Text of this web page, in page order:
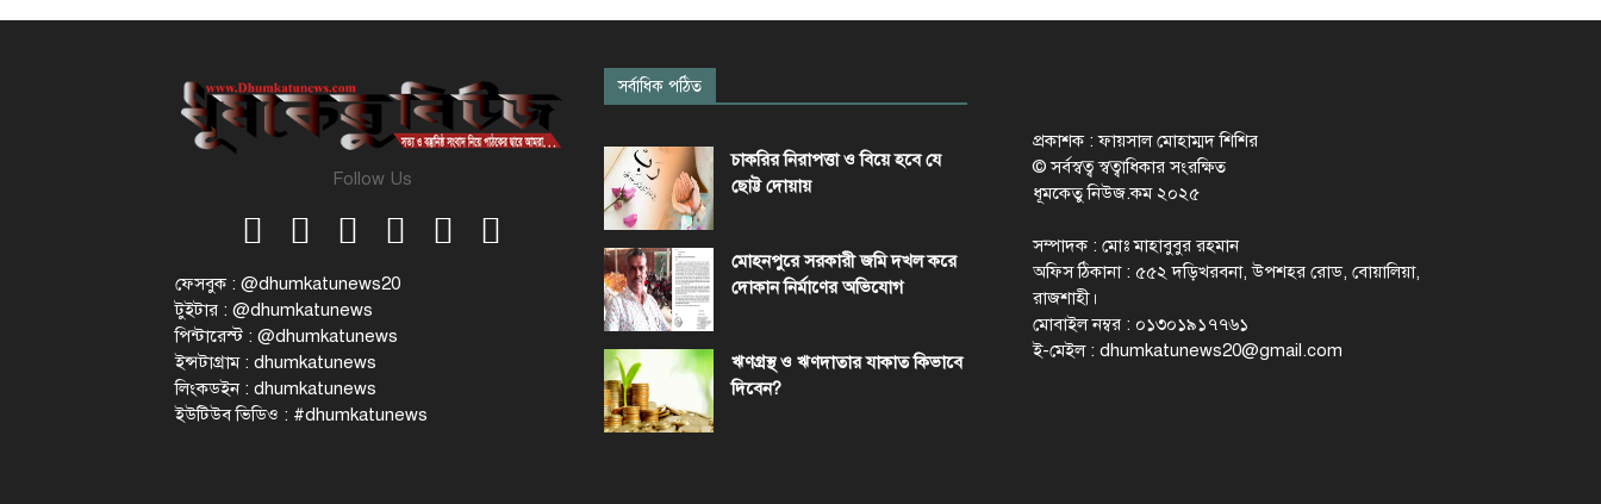
Follow Us
ফেসবুক : @dhumkatunews20
টুইটার : @dhumkatunews
পিন্টারেস্ট : @dhumkatunews
ইন্সটাগ্রাম : dhumkatunews
লিংকডইন : dhumkatunews
ইউটিউব ভিডিও : #dhumkatunews
সর্বাধিক পঠিত
চাকরির নিরাপত্তা ও বিয়ে হবে যে
ছোট্ট দোয়ায়
মোহনপুরে সরকারী জমি দখল করে
দোকান নির্মাণের অভিযোগ
ঋণগ্রস্থ ও ঋণদাতার যাকাত কিভাবে
দিবেন?
প্রকাশক : ফায়সাল মোহাম্মদ শিশির
© সর্বস্বত্ব স্বত্বাধিকার সংরক্ষিত
ধূমকেতু নিউজ.কম ২০২৫
সম্পাদক : মোঃ মাহাবুবুর রহমান
অফিস ঠিকানা : ৫৫২ দড়িখরবনা, উপশহর রোড, বোয়ালিয়া,
রাজশাহী।
মোবাইল নম্বর : ০১৩০১৯১৭৭৬১
ই-মেইল : dhumkatunews20@gmail.com